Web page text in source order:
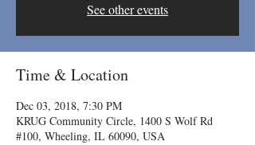
See other events
Time & Location
Dec 03, 2018, 7:30 PM
KRUG Community Circle, 1400 S Wolf Rd
#100, Wheeling, IL 60090, USA